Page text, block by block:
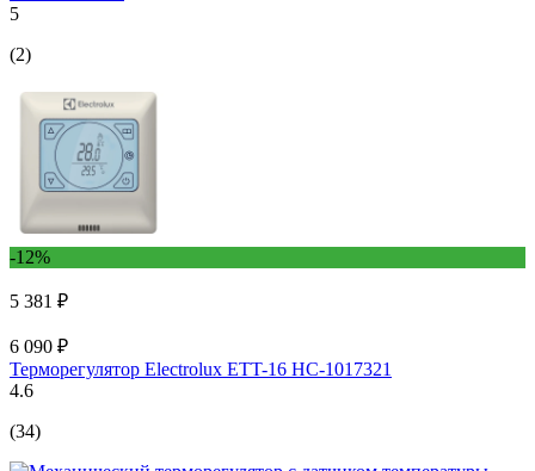
5
(2)
-12%
5 381 ₽
6 090 ₽
Терморегулятор Electrolux ETT-16 НС-1017321
4.6
(34)